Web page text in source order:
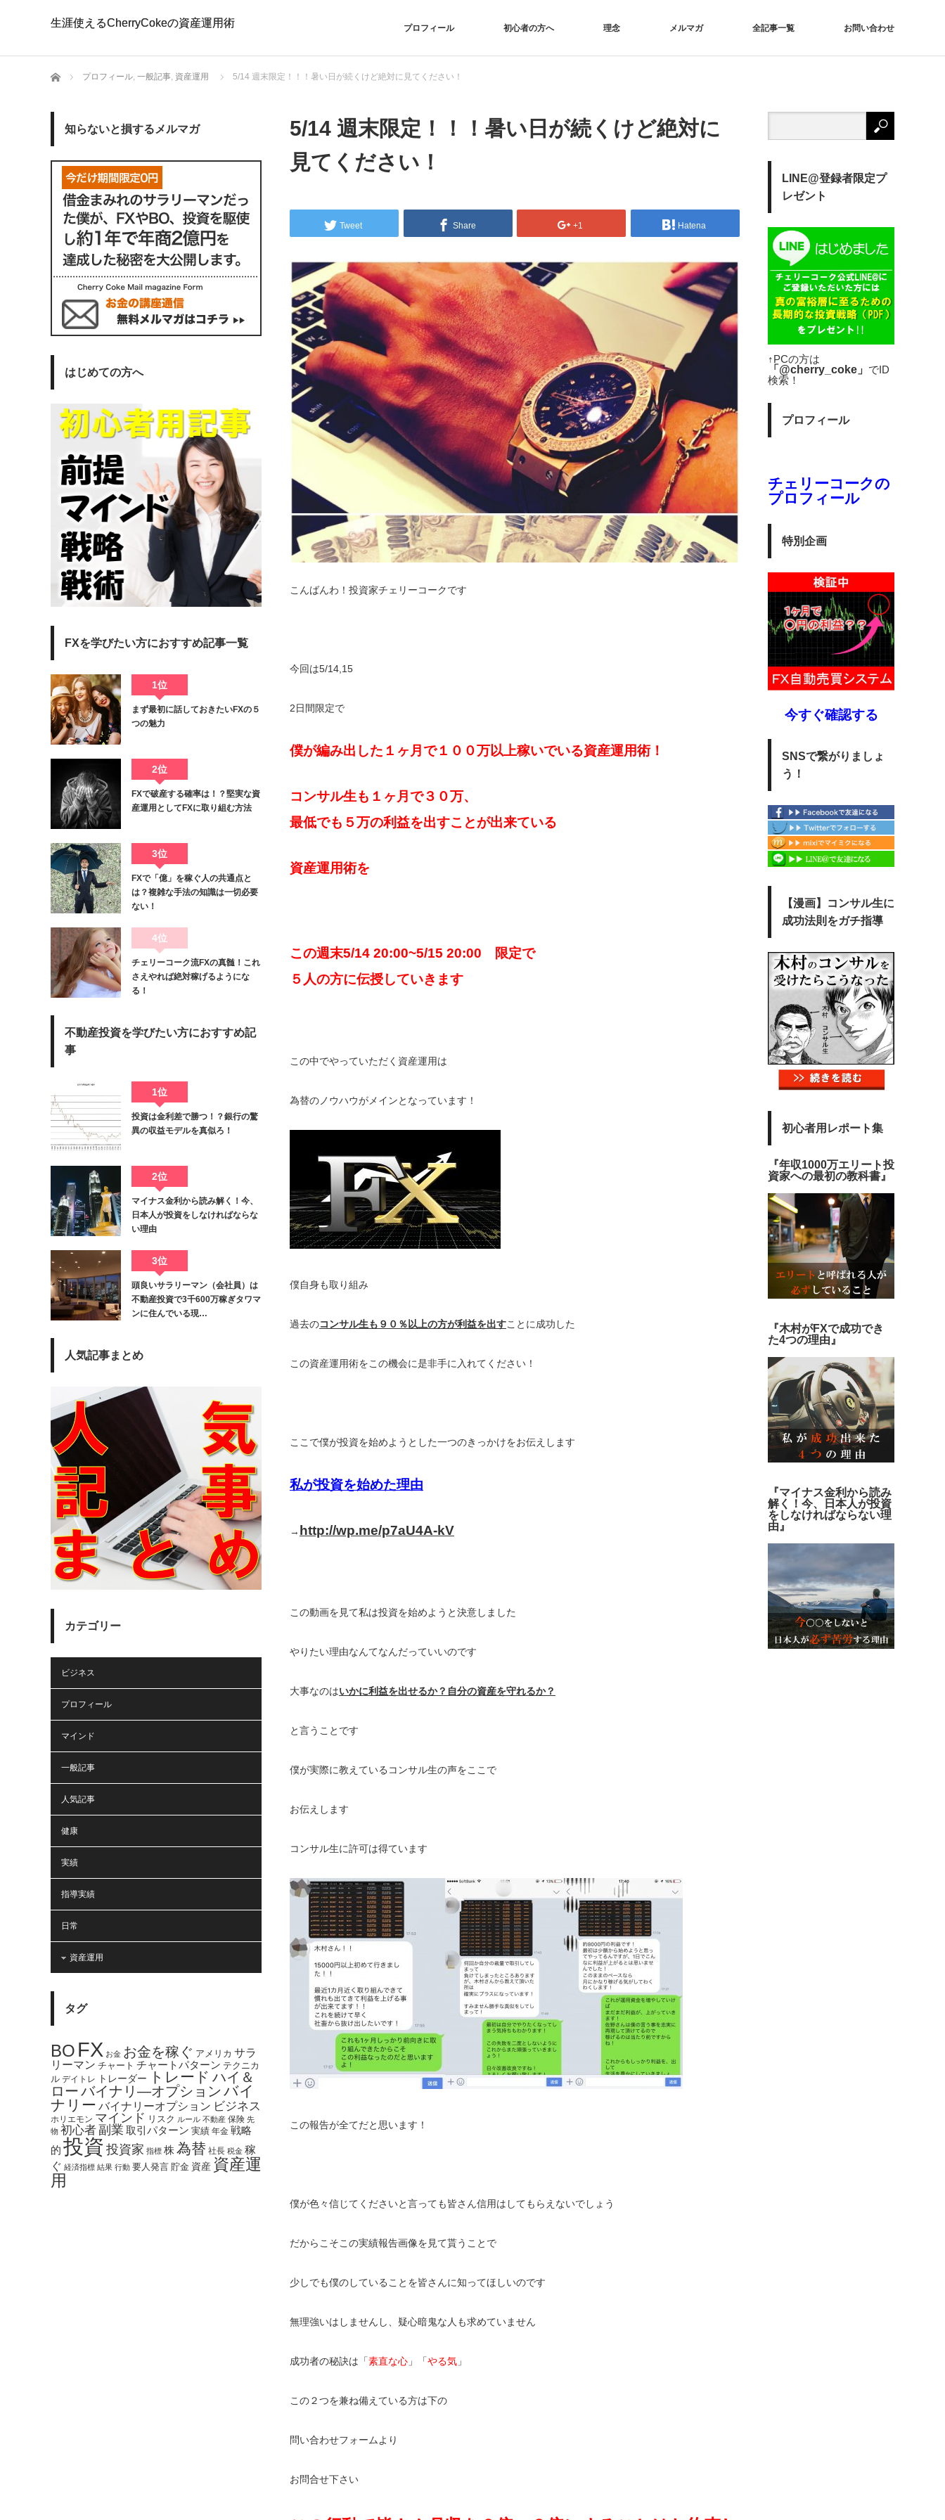
生涯使えるCherryCokeの資産運用術
生涯使えるCherryCokeの資産運用術 プロフィール 初心者の方へ 理念 メルマガ 全記事一覧 お問い合わせ
ホーム プロフィール, 一般記事, 資産運用 5/14 週末限定！！！暑い日が続くけど絶対に見てください！
5/14 週末限定！！！暑い日が続くけど絶対に
見てください！
Tweet Share +1 Hatena
こんばんわ！投資家チェリーコークです
今回は5/14,15
2日間限定で
僕が編み出した１ヶ月で１００万以上稼いでいる資産運用術！
コンサル生も１ヶ月で３０万、
最低でも５万の利益を出すことが出来ている
資産運用術を
この週末5/14 20:00~5/15 20:00 限定で
５人の方に伝授していきます
この中でやっていただく資産運用は
為替のノウハウがメインとなっています！
僕自身も取り組み
過去のコンサル生も９０％以上の方が利益を出すことに成功した
この資産運用術をこの機会に是非手に入れてください！
ここで僕が投資を始めようとした一つのきっかけをお伝えします
私が投資を始めた理由
→ http://wp.me/p7aU4A-kV
この動画を見て私は投資を始めようと決意しました
やりたい理由なんてなんだっていいのです
大事なのはいかに利益を出せるか？自分の資産を守れるか？
と言うことです
僕が実際に教えているコンサル生の声をここで
お伝えします
コンサル生に許可は得ています
この報告が全てだと思います！
僕が色々信じてくださいと言っても皆さん信用はしてもらえないでしょう
だからこそこの実績報告画像を見て貰うことで
少しでも僕のしていることを皆さんに知ってほしいのです
無理強いはしませんし、疑心暗鬼な人も求めていません
成功者の秘訣は「素直な心 」「やる気 」
この２つを兼ね備えている方は下の
問い合わせフォームより
お問合せ下さい
知らないと損するメルマガ
はじめての方へ
FXを学びたい方におすすめ記事一覧
1位
まず最初に話しておきたいFXの５
つの魅力
2位
FXで破産する確率は！？堅実な資
産運用としてFXに取り組む方法
3位
FXで「億」を稼ぐ人の共通点と
は？複雑な手法の知識は一切必要
ない！
4位
チェリーコーク流FXの真髄！これ
さえやれば絶対稼げるようにな
る！
不動産投資を学びたい方におすすめ記
事
1位
投資は金利差で勝つ！？銀行の驚
異の収益モデルを真似ろ！
2位
マイナス金利から読み解く！今、
日本人が投資をしなければならな
い理由
3位
頭良いサラリーマン（会社員）は
不動産投資で3千600万稼ぎタワマ
ンに住んでいる現…
人気記事まとめ
カテゴリー
ビジネス
プロフィール
マインド
一般記事
人気記事
健康
実績
指導実績
日常
資産運用
タグ
BO FX お金 お金を稼ぐ アメリカ サラ
リーマン チャート チャートパターン テクニカ
ル デイトレ トレーダー トレード ハイ＆
ローバイナリ―オプションバイ
ナリー バイナリーオプション ビジネス
ホリエモン マインド リスク ルール 不動産 保険 先
物 初心者副業 取引パターン 実績 年金 戦略
的 投資 投資家 指標 株為替 社長 税金 稼
ぐ 経済指標 結果 行動 要人発言 貯金 資産 資産運
用
LINE@登録者限定プ
レゼント
↑PCの方は
「@cherry_coke」 でID
検索！
プロフィール
チェリーコークの
プロフィール
特別企画
今すぐ確認する
SNSで繋がりましょ
う！
【漫画】コンサル生に
成功法則をガチ指導
初心者用レポート集
『年収1000万エリート投
資家への最初の教科書』
『木村がFXで成功でき
た4つの理由』
『マイナス金利から読み
解く！今、日本人が投資
をしなければならない理
由』